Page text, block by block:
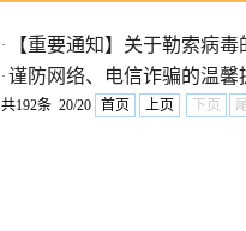
· 【重要通知】关于勒索病
· 谨防网络、电信诈骗的温馨
共192条 20/20 首页 上页 下页